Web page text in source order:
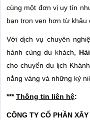
cùng một đơn vị uy tín
bạn trọn vẹn hơn từ khâu
Với dịch vụ chuyên
hành cùng du khách,
cho chuyến du lịch
nắng vàng và những kỷ
***Thông tin liên hệ:
CÔNG TY CỔ PHẦN